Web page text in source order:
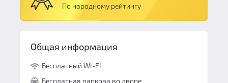
Общий балл:По народному рейтингу
Общая информация
Бесплатный WI-FI
Бесплатная паркова во дворе